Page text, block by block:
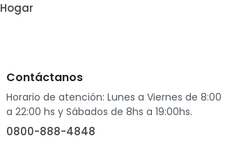
Hogar
Contáctanos
Horario de atención: Lunes a Viernes de 8:00
a 22:00 hs y Sábados de 8hs a 19:00hs.
0800-888-4848